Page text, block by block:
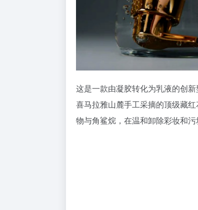
这是一款由凝胶转化为乳液的创新
喜马拉雅山麓手工采摘的顶级藏
物与角鲨烷，在温和卸除彩妆和